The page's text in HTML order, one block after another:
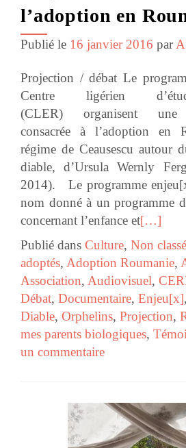
l’adoption en
Publié le 16 janvier 2016 par
Projection / débat Le
Centre ligérien
(CLER) organisent une
consacrée à l’adoption en
régime de Ceausescu autour
diable, d’Ursula Wernly
2014). Le programme
nom donné à un programme
concernant l’enfance et[…]
Publié dans Culture, Non classé
adoptés, Adoption Roumanie,
Association, Audiovisuel,
Débat, Documentaire, Enjeu[x],
Diable, Orphelins, Projection,
mes parents biologiques,
un commentaire